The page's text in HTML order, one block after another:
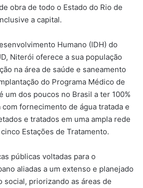
obra de todo o Estado do Rio de
a capital.
Humano (IDH) do
Niterói oferece a sua população
na área de saúde e saneamento
do Programa Médico de
um dos poucos no Brasil a ter 100%
fornecimento de água tratada e
e tratados em uma ampla rede
Estações de Tratamento.
públicas voltadas para o
aliadas a um extenso e planejado
social, priorizando as áreas de